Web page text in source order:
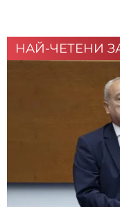
НАЙ-ЧЕТЕНИ